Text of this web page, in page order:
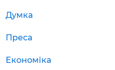
Думка
Преса
Економіка